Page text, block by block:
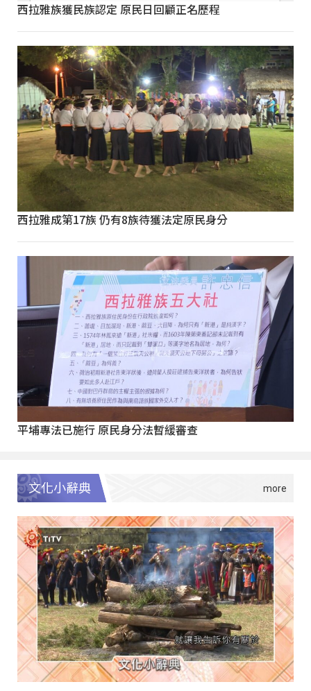
西拉雅族獲民族認定 原民日回顧正名歷程
西拉雅成第17族 仍有8族待獲法定原民身分
平埔專法已施行 原民身分法暫緩審查
文化小辭典